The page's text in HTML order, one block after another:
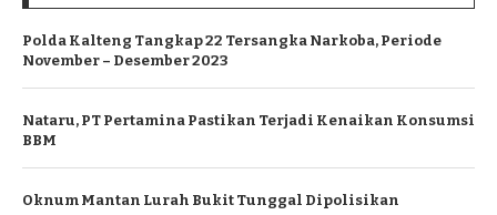
Polda Kalteng Tangkap 22 Tersangka Narkoba, Periode
November – Desember 2023
Nataru, PT Pertamina Pastikan Terjadi Kenaikan Konsumsi
BBM
Oknum Mantan Lurah Bukit Tunggal Dipolisikan